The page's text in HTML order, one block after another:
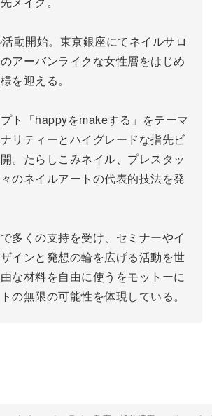
動開始。東京銀座にてネイルサロ
アーバンライクな女性層をはじめ
を迎える。
ト「happyをmakeする」をテーマ
リティーとハイグレードな指先ビ
。 たらしこみネイル、プレスタッ
のネイルアートの代表的技法を発
多くの支持を受け、セミナーやイ
インと発想の輪を広げる活動を世
な材料を自由に使うをモットーに
の無限の可能性を体現している。